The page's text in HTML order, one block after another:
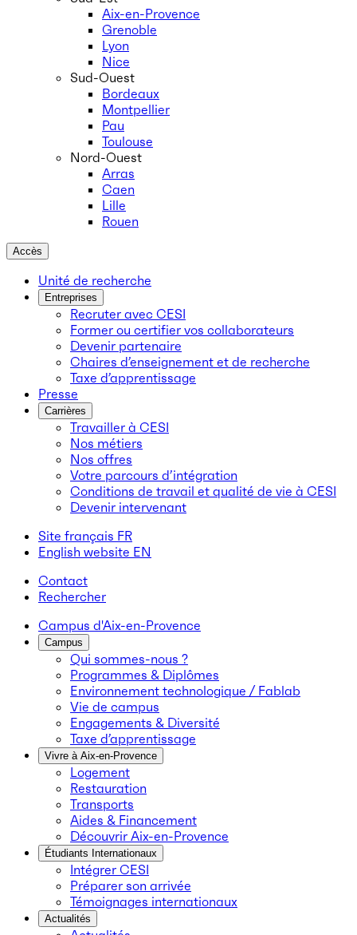
Aix-en-Provence
Grenoble
Lyon
Nice
Sud-Ouest
Bordeaux
Montpellier
Pau
Toulouse
Nord-Ouest
Arras
Caen
Lille
Rouen
Accès
Unité de recherche
Entreprises
Recruter avec CESI
Former ou certifier vos collaborateurs
Devenir partenaire
Chaires d’enseignement et de recherche
Taxe d’apprentissage
Presse
Carrières
Travailler à CESI
Nos métiers
Nos offres
Votre parcours d’intégration
Conditions de travail et qualité de vie à CESI
Devenir intervenant
Site français FR
English website EN
Contact
Rechercher
Campus d'Aix-en-Provence
Campus
Qui sommes-nous ?
Programmes & Diplômes
Environnement technologique / Fablab
Vie de campus
Engagements & Diversité
Taxe d’apprentissage
Vivre à Aix-en-Provence
Logement
Restauration
Transports
Aides & Financement
Découvrir Aix-en-Provence
Étudiants Internationaux
Intégrer CESI
Préparer son arrivée
Témoignages internationaux
Actualités